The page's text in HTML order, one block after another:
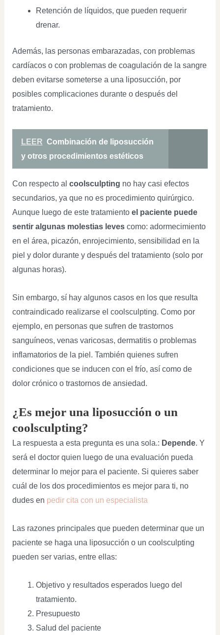
Retención de líquidos, que pueden requerir
drenar.
Además, las personas embarazadas, con problemas
cardíacos o con problemas de coagulación de la sangre
deben evitarse someterse a una liposucción, por
posibles complicaciones durante o después del
tratamiento.
LEER Combinación de liposucción
y otros procedimientos estéticos
Con respecto al coolsculpting no hay casi efectos
secundarios, ya que no es procedimiento quirúrgico.
Aunque luego de este tratamiento el paciente puede
sentir algunas molestias levescomo: adormecimiento
en el área, picazón, enrojecimiento, sensibilidad en la
piel y dolor durante y después del tratamiento (solo por
algunas horas).
Sin embargo, sí hay algunos casos en los que resulta
contraindicado realizarse el coolsculpting. Como por
ejemplo, en personas que sufren de trastornos
sanguíneos, venas varicosas, dermatitis o problemas
inflamatorios de la piel. También quienes sufren
condiciones que se inducen con el frío, así como de
dolor crónico o trastornos de ansiedad.
¿Es mejor una liposucción o un
coolsculpting?
La respuesta a esta pregunta es una sola.: Depende. Y
será el doctor quien luego de una evaluación pueda
determinar lo mejor para el paciente. Si quieres saber
cuál de los dos procedimientos es mejor para ti, no
dudes en pedir cita con un especialista
Las razones principales que pueden determinar que un
paciente se haga una liposucción o un coolsculpting
pueden ser varias, entre ellas:
Objetivo y resultados esperados luego del
tratamiento.
Presupuesto
Salud del paciente